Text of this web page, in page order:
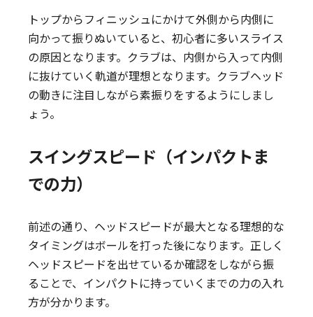
トップからフィニッシュにかけて外側から内側に
向かって振りぬいていると、初心者に多いスライス
の原因となります。クラブは、内側から入って内側
に抜けていく軌道が理想となります。クラブヘッド
の動きに注目しながら素振りをするようにしまし
ょう。
スイングスピード（インパクトま
での力）
前述の通り、ヘッドスピードが最大となる理想的な
タイミングはボールを打った後になります。正しく
ヘッドスピードを出せているか確認をしながら振
ることで、インパクトに持っていくまでの力の入れ
方が分かります。